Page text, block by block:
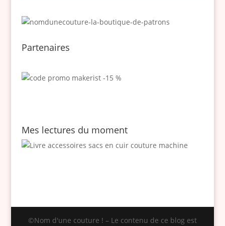
Partenaires
Mes lectures du moment
©Nom d'une couture ! – Le contenu de ce blog est